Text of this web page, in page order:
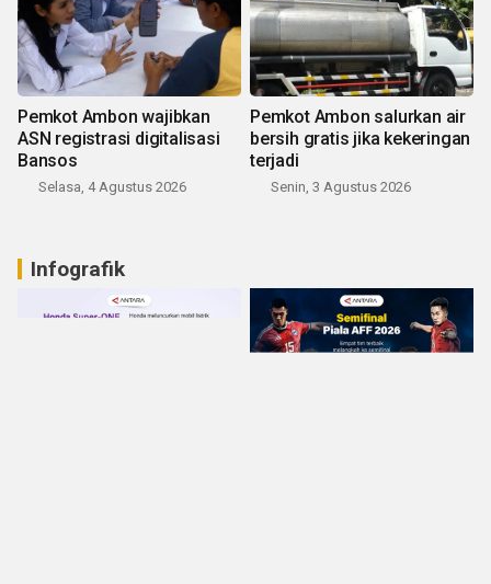
Pemkot Ambon wajibkan
ASN registrasi digitalisasi
Bansos
Selasa, 4 Agustus 2026
Pemkot Ambon salurkan air
bersih gratis jika kekeringan
terjadi
Senin, 3 Agustus 2026
Infografik